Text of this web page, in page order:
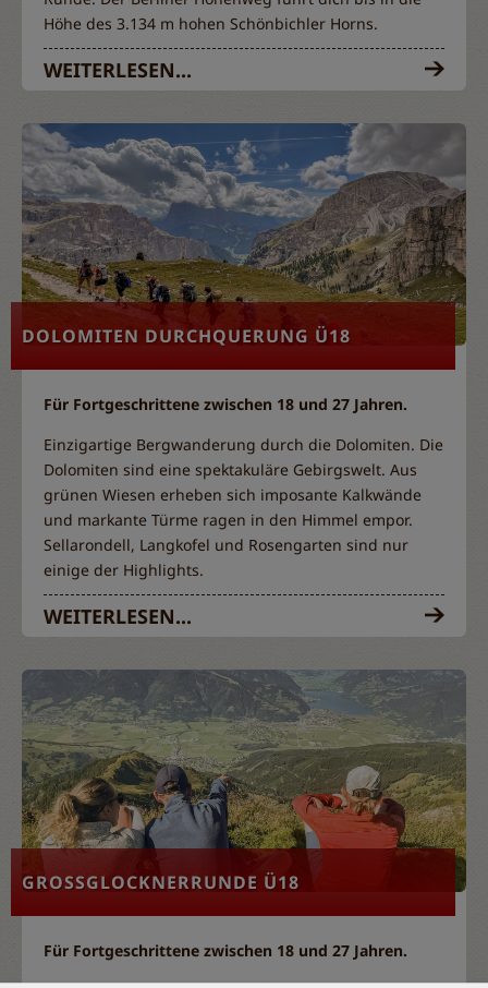
Höhe des 3.134 m hohen Schönbichler Horns.
WEITERLESEN...
DOLOMITEN DURCHQUERUNG Ü18
Für Fortgeschrittene zwischen 18 und 27 Jahren.
Einzigartige Bergwanderung durch die Dolomiten. Die
Dolomiten sind eine spektakuläre Gebirgswelt. Aus
grünen Wiesen erheben sich imposante Kalkwände
und markante Türme ragen in den Himmel empor.
Sellarondell, Langkofel und Rosengarten sind nur
einige der Highlights.
WEITERLESEN...
GROSSGLOCKNERRUNDE Ü18
Für Fortgeschrittene zwischen 18 und 27 Jahren.